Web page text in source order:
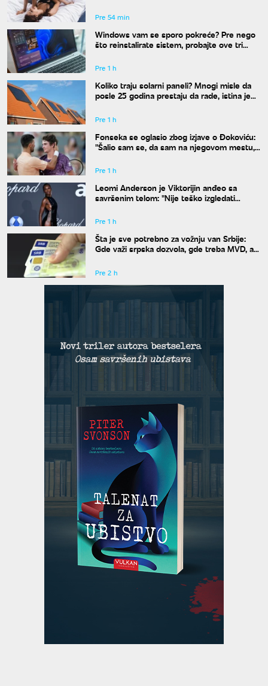
Pre 54 min
Windows vam se sporo pokreće? Pre nego
što reinstalirate sistem, probajte ove tri
Pre 1 h
Koliko traju solarni paneli? Mnogi misle da
posle 25 godina prestaju da rade, istina je
Pre 1 h
Fonseka se oglasio zbog izjave o Đokoviću:
"Šalio sam se, da sam na njegovom mestu,
Pre 1 h
Leomi Anderson je Viktorijin anđeo sa
savršenim telom: "Nije teško izgledati
Pre 1 h
Šta je sve potrebno za vožnju van Srbije:
Gde važi srpska dozvola, gde treba MVD, a
Pre 2 h